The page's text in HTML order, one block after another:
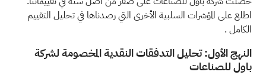
اطلع على المؤشرات السلبية الأخرى التي رصدناها فيتحليل التقييم
الكامل.
النهج الأول: تحليل التدفقات النقدية المخصومة لشركة
باول للصناعات